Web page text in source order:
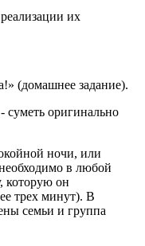
их
(домашнее задание).
оригинально
ночи, или
в любой
которую он
трех минут). В
семьи и группа